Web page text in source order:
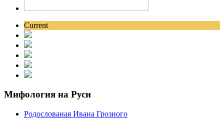
Current
Мифология на Руси
Родослованая Ивана Грозного